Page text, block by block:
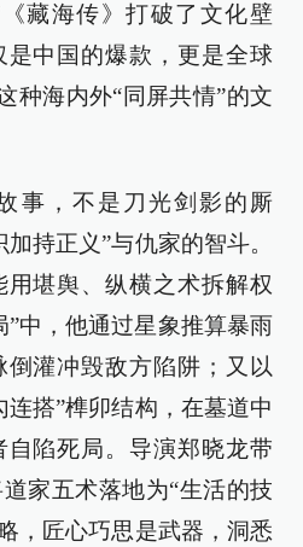
藏海传》打破了文化壁
中国的爆款，更是全球
种海内外“同屏共情”的文
事，不是刀光剑影的厮
持正义”与仇家的智斗。
堪舆、纵横之术拆解权
中，他通过星象推算暴雨
倒灌冲毁敌方陷阱；又以
连搭”榫卯结构，在墓道中
陷死局。导演郑晓龙带
家五术落地为“生活的技
，匠心巧思是武器，洞悉